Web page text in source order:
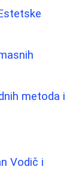
metoda i
Vodič i